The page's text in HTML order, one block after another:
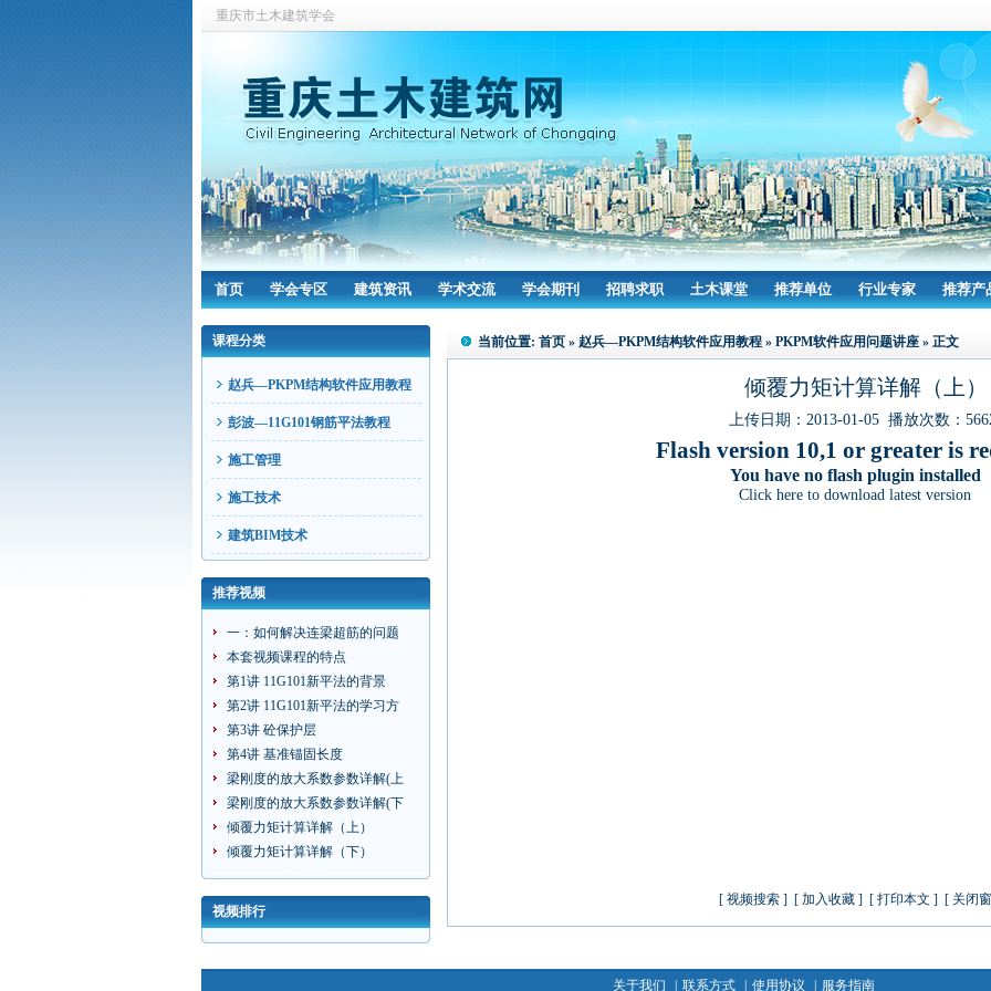
重庆市土木建筑学会
首页 学会专区 建筑资讯 学术交流 学会期刊 招聘求职 土木课堂 推荐单位 行业专家 推荐产
课程分类
赵兵—PKPM结构软件应用教程
彭波—11G101钢筋平法教程
施工管理
施工技术
建筑BIM技术
推荐视频
一：如何解决连梁超筋的问题
本套视频课程的特点
第1讲 11G101新平法的背景
第2讲 11G101新平法的学习方
第3讲 砼保护层
第4讲 基准锚固长度
梁刚度的放大系数参数详解(上
梁刚度的放大系数参数详解(下
倾覆力矩计算详解（上）
倾覆力矩计算详解（下）
视频排行
当前位置: 首页 » 赵兵—PKPM结构软件应用教程 » PKPM软件应用问题讲座 » 正文
倾覆力矩计算详解（上）
上传日期：2013-01-05 播放次数：
Flash version 10,1 or greater is
You have no flash plugin installed
Click here to download latest version
[ 视频搜索 ] [ 加入收藏 ] [ 打印本文 ] [ 关闭
关于我们 联系方式 使用协议 服务指南